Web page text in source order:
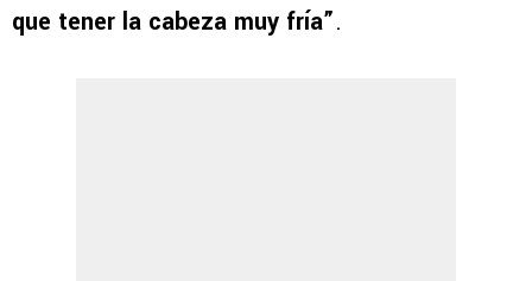
que tener la cabeza muy fría”.